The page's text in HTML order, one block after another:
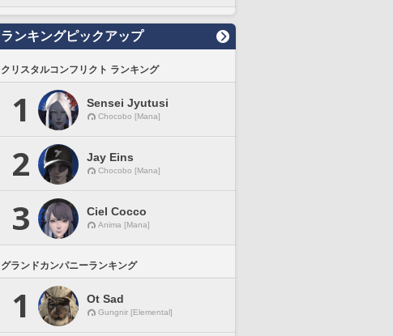
ランキングピックアップ
クリスタルコンフリクト ランキング
1 Sensei Jyutusi
Chocobo [Mana]
2 Jay Eins
Chocobo [Mana]
3 Ciel Cocco
Anima [Mana]
グランドカンパニーランキング
1 Ot Sad
Gungnir [Elemental]